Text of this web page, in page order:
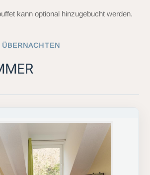
kann optional hinzugebucht werden.